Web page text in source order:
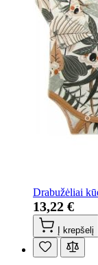
Drabužėliai
13,22 €
Į krepšelį